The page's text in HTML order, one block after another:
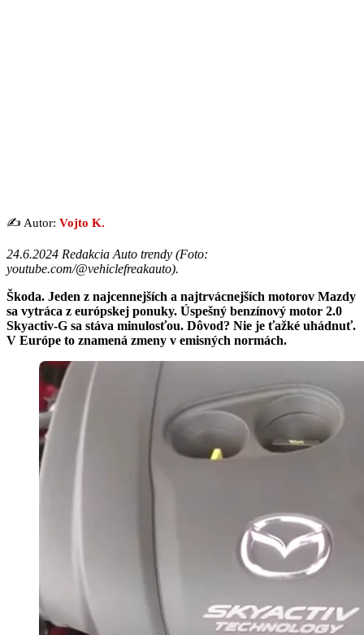
✍️ Autor: Vojto K.
24.6.2024 Redakcia Auto trendy (Foto:
youtube.com/@vehiclefreakauto).
Škoda. Jeden z najcennejších a najtrvácnejších motorov Mazdy
sa vytráca z európskej ponuky. Úspešný benzínový motor 2.0
Skyactiv-G sa stáva minulosťou. Dôvod? Nie je ťažké uhádnuť.
V Európe to znamená zmeny v emisných normách.